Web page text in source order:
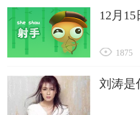
12月
1875
刘涛是